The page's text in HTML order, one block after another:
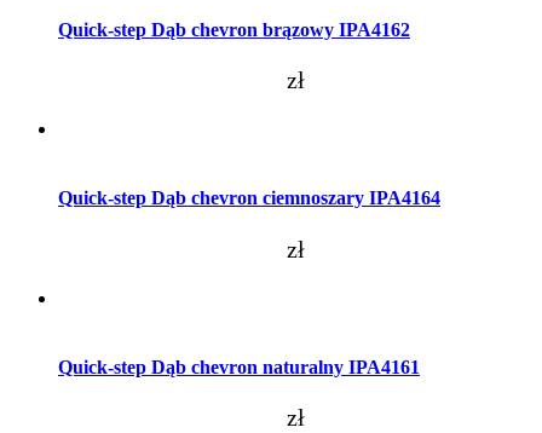
Quick-step Dąb chevron brązowy IPA4162
zł
Quick-step Dąb chevron ciemnoszary IPA4164
zł
Quick-step Dąb chevron naturalny IPA4161
zł